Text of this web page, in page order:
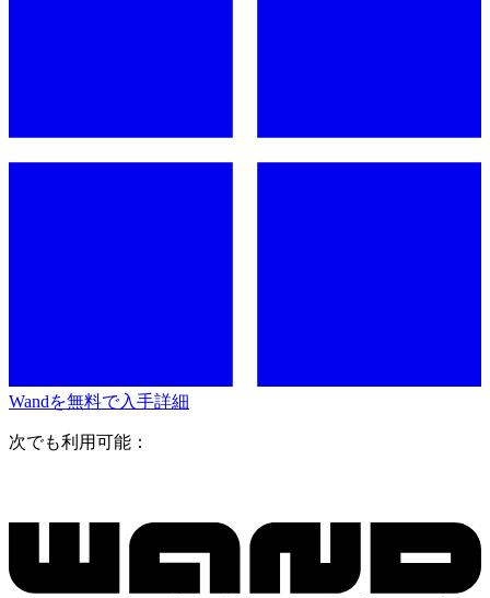
Wandを無料で入手詳細
次でも利用可能：